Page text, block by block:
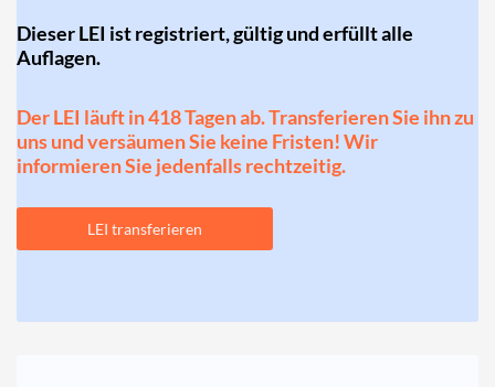
Dieser LEI ist registriert, gültig und erfüllt alle
Auflagen.
Der LEI läuft in 418 Tagen ab. Transferieren Sie ihn zu
uns und versäumen Sie keine Fristen! Wir
informieren Sie jedenfalls rechtzeitig.
LEI transferieren